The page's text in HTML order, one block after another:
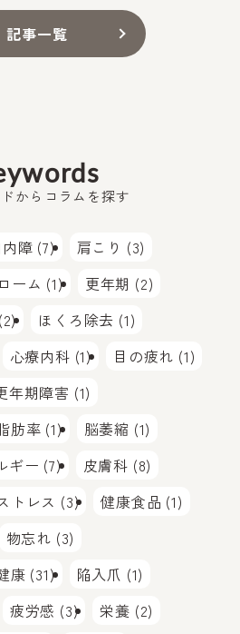
記事一覧
からコラムを探す
内障 (7)
肩こり (3)
ーム (1)
更年期 (2)
ほくろ除去 (1)
心療内科 (1)
目の疲れ (1)
年期障害 (1)
肪率 (1)
脳萎縮 (1)
ギー (7)
皮膚科 (8)
トレス (3)
健康食品 (1)
物忘れ (3)
康 (31)
陥入爪 (1)
疲労感 (3)
栄養 (2)